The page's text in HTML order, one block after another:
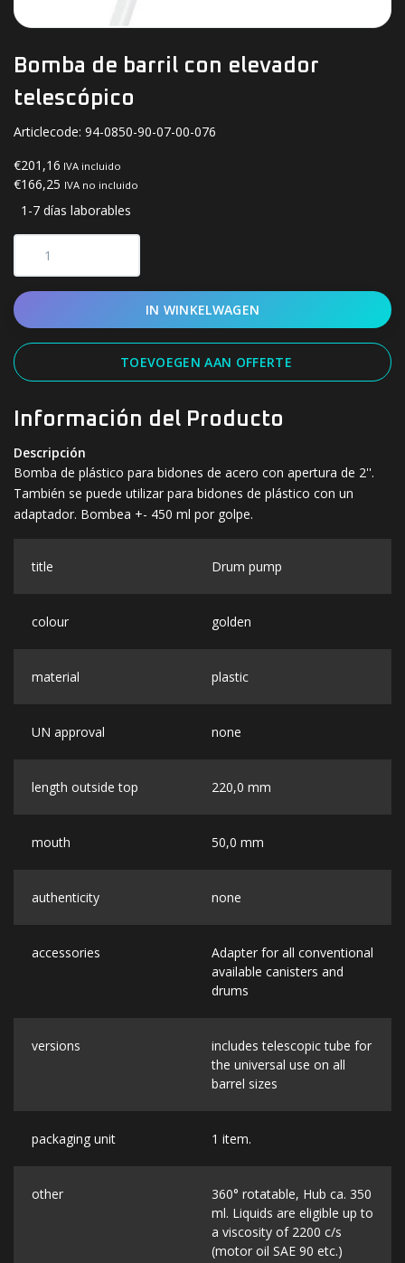
Bomba de barril con elevador
telescópico
Articlecode: 94-0850-90-07-00-076
€201,16 IVA incluido
€166,25 IVA no incluido
1-7 días laborables
IN WINKELWAGEN
TOEVOEGEN AAN OFFERTE
Información del Producto
Descripción
Bomba de plástico para bidones de acero con apertura de 2''.
También se puede utilizar para bidones de plástico con un
adaptador. Bombea +- 450 ml por golpe.
title Drum pump
colour golden
material plastic
UN approval none
length outside top 220,0 mm
mouth 50,0 mm
authenticity none
accessories
Adapter for all conventional
available canisters and
drums
versions
includes telescopic tube for
the universal use on all
barrel sizes
packaging unit 1 item.
other
360° rotatable, Hub ca. 350
ml. Liquids are eligible up to
a viscosity of 2200 c/s
(motor oil SAE 90 etc.)